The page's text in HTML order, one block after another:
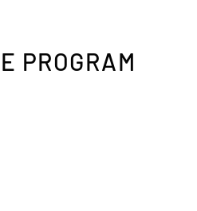
PROGRAM